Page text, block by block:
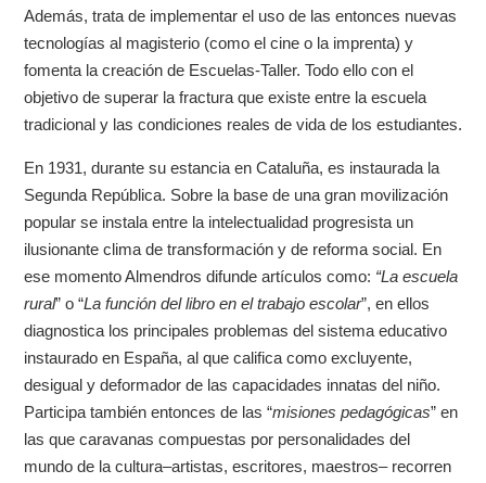
Además, trata de implementar el uso de las entonces nuevas
tecnologías al magisterio (como el cine o la imprenta) y
fomenta la creación de Escuelas-Taller. Todo ello con el
objetivo de superar la fractura que existe entre la escuela
tradicional y las condiciones reales de vida de los estudiantes.
En 1931, durante su estancia en Cataluña, es instaurada la
Segunda República. Sobre la base de una gran movilización
popular se instala entre la intelectualidad progresista un
ilusionante clima de transformación y de reforma social. En
ese momento Almendros difunde artículos como: “La escuela
rural” o “La función del libro en el trabajo escolar”, en ellos
diagnostica los principales problemas del sistema educativo
instaurado en España, al que califica como excluyente,
desigual y deformador de las capacidades innatas del niño.
Participa también entonces de las “misiones pedagógicas” en
las que caravanas compuestas por personalidades del
mundo de la cultura–artistas, escritores, maestros– recorren